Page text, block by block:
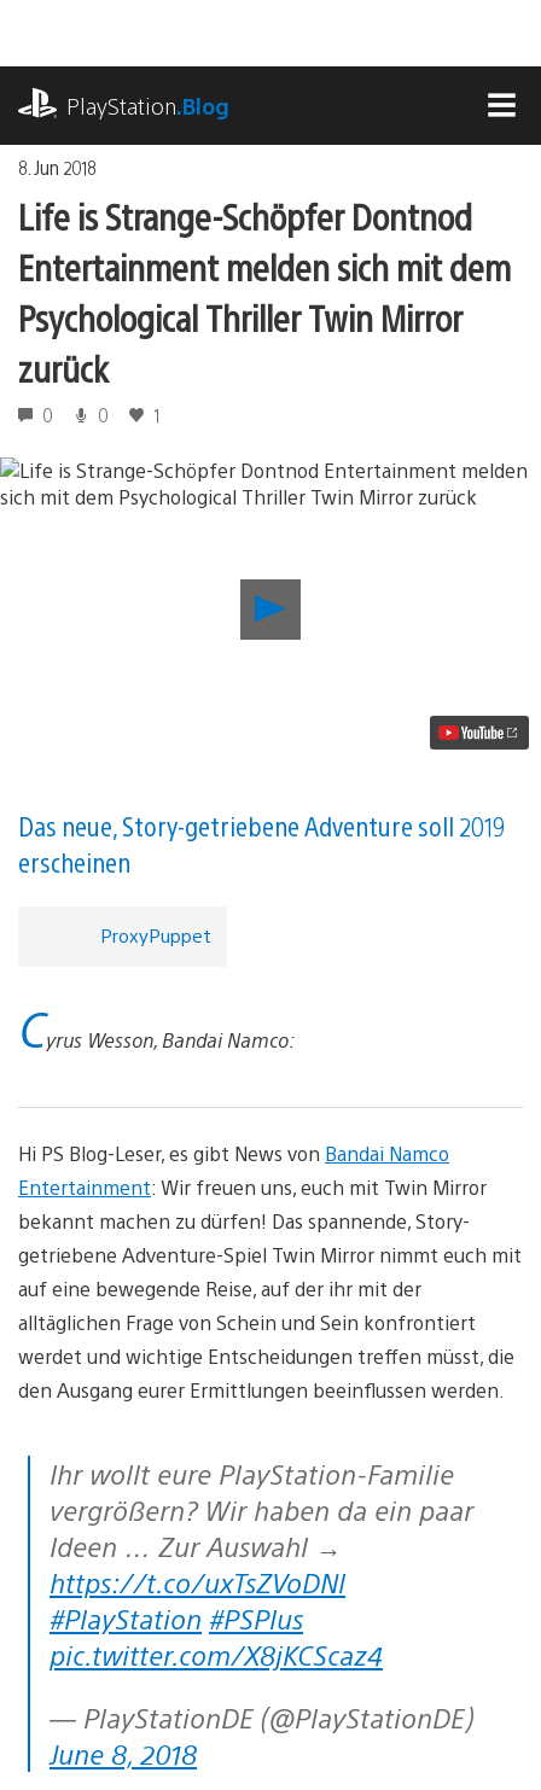
springen
PlayStation.Blog
8. Jun 2018
Life is Strange-Schöpfer Dontnod
Entertainment melden sich mit dem
Psychological Thriller Twin Mirror
zurück
0 0 1
Strange-
Psychological
Thriller
Das neue, Story-getriebene Adventure soll 2019
erscheinen
ProxyPuppet
Cyrus Wesson, Bandai Namco:
Hi PS Blog-Leser, es gibt News von Bandai Namco
Entertainment: Wir freuen uns, euch mit Twin Mirror
bekannt machen zu dürfen! Das spannende, Story-
getriebene Adventure-Spiel Twin Mirror nimmt euch mit
auf eine bewegende Reise, auf der ihr mit der
alltäglichen Frage von Schein und Sein konfrontiert
werdet und wichtige Entscheidungen treffen müsst, die
den Ausgang eurer Ermittlungen beeinflussen werden.
Ihr wollt eure PlayStation-Familie
vergrößern? Wir haben da ein paar
Ideen … Zur Auswahl →
https://t.co/uxTsZVoDNl
#PlayStation #PSPlus
pic.twitter.com/X8jKCScaz4
— PlayStationDE (@PlayStationDE)
June 8, 2018